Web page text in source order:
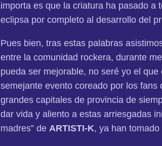
importa es que la criatura ha pasado a
eclipsa por completo al desarrollo del
Pues bien, tras estas palabras
entre la comunidad rockera, durante
pueda ser mejorable, no seré yo el
semejante evento coreado por los fans
grandes capitales de provincia de
dar vida y aliento a estas arriesgadas
madres” de ARTISTI-K, ya han